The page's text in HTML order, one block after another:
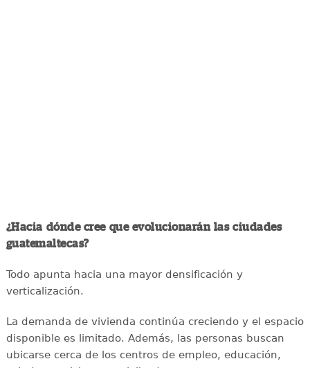
¿Hacia dónde cree que evolucionarán las ciudades
guatemaltecas?
Todo apunta hacia una mayor densificación y
verticalización.
La demanda de vivienda continúa creciendo y el espacio
disponible es limitado. Además, las personas buscan
ubicarse cerca de los centros de empleo, educación,